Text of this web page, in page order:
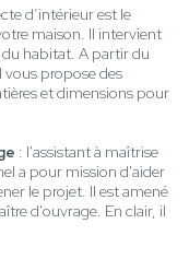
d’intérieur est le
maison. Il intervient
habitat. A partir du
propose des
et dimensions pour
: l'assistant à maîtrise
a pour mission d'aider
le projet. Il est amené
d'ouvrage. En clair, il